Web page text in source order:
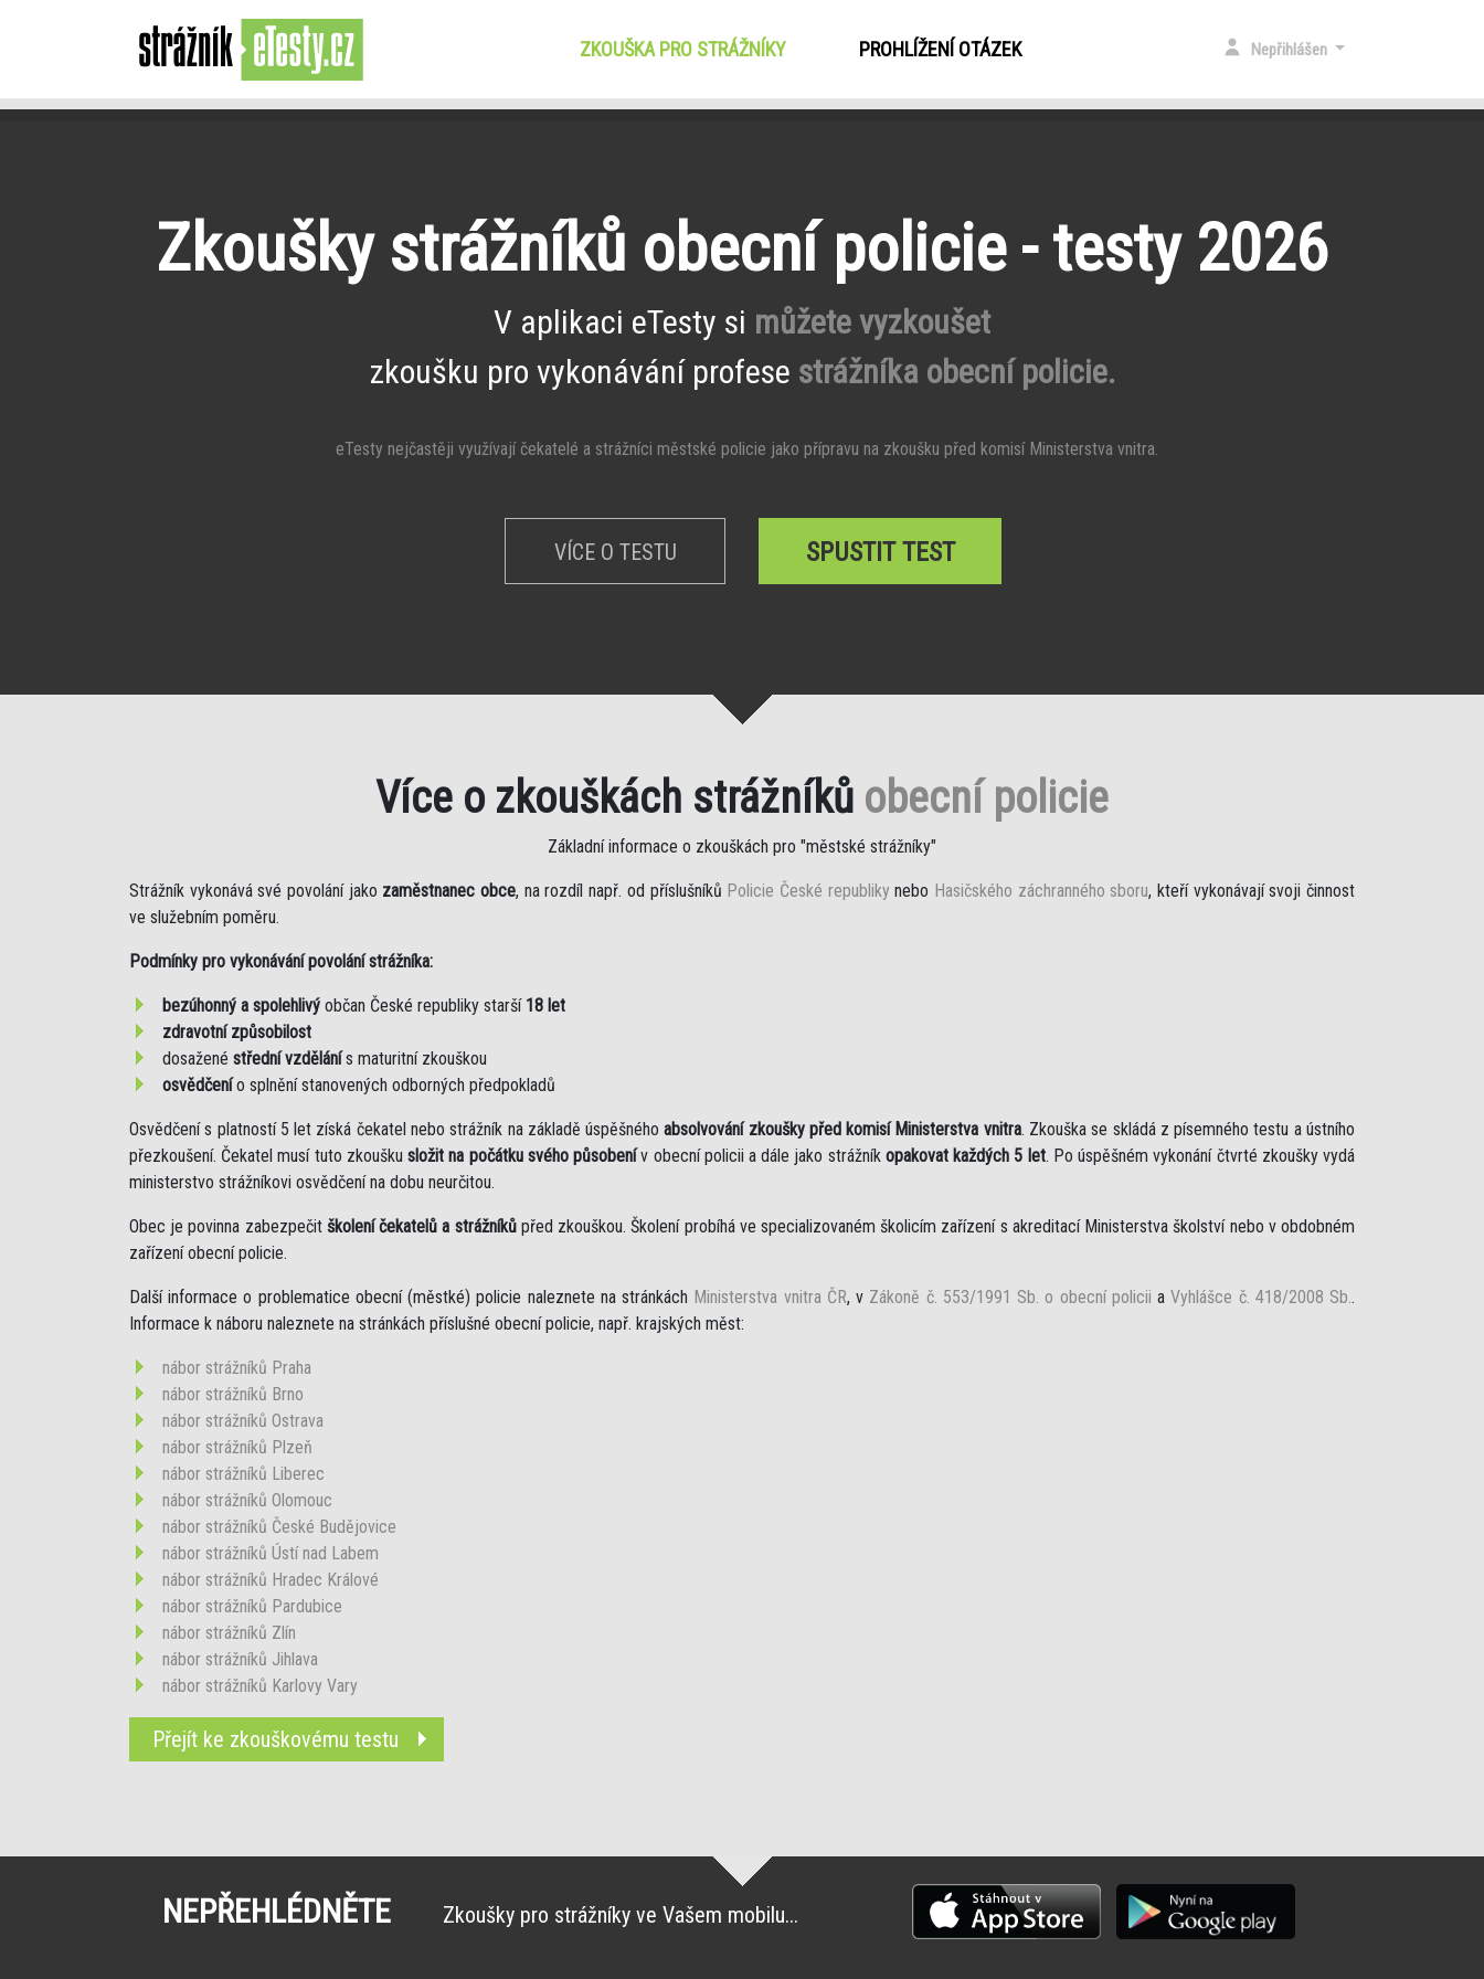
ZKOUŠKA PRO STRÁŽNÍKY (CURRENT)PROHLÍŽENÍ OTÁZEK Nepřihlášen
Zkoušky strážníků obecní policie - testy 2026
V aplikaci eTesty si můžete vyzkoušet
zkoušku pro vykonávání profese strážníka obecní policie.
eTesty nejčastěji využívají čekatelé a strážníci městské policie jako přípravu na zkoušku před komisí Ministerstva vnitra.
VÍCE O TESTU SPUSTIT TEST
Více o zkouškách strážníků obecní policie
Základní informace o zkouškách pro "městské strážníky"
Strážník vykonává své povolání jako zaměstnanec obce, na rozdíl např. od příslušníků Policie České republiky nebo Hasičského záchranného sboru, kteří vykonávají svoji činnost
ve služebním poměru.
Podmínky pro vykonávání povolání strážníka:
bezúhonný a spolehlivý občan České republiky starší 18 let
zdravotní způsobilost
dosažené střední vzdělánís maturitní zkouškou
osvědčenío splnění stanovených odborných předpokladů
Osvědčení s platností 5 let získá čekatel nebo strážník na základě úspěšnéhoabsolvování zkoušky před komisí Ministerstva vnitra. Zkouška se skládá z písemného testu a ústního
přezkoušení. Čekatel musí tuto zkouškusložit na počátku svého působenív obecní policii a dále jako strážník opakovat každých 5 let. Po úspěšném vykonání čtvrté zkoušky vydá
ministerstvo strážníkovi osvědčení na dobu neurčitou.
Obec je povinna zabezpečit školení čekatelů a strážníkůpřed zkouškou. Školení probíhá ve specializovaném školicím zařízení s akreditací Ministerstva školství nebo v obdobném
zařízení obecní policie.
Další informace o problematice obecní (městké) policie naleznete na stránkách Ministerstva vnitra ČR, v Zákoně č. 553/1991 Sb. o obecní policii aVyhlášce č. 418/2008 Sb..
Informace k náboru naleznete na stránkách příslušné obecní policie, např. krajských měst:
nábor strážníků Praha
nábor strážníků Brno
nábor strážníků Ostrava
nábor strážníků Plzeň
nábor strážníků Liberec
nábor strážníků Olomouc
nábor strážníků České Budějovice
nábor strážníků Ústí nad Labem
nábor strážníků Hradec Králové
nábor strážníků Pardubice
nábor strážníků Zlín
nábor strážníků Jihlava
nábor strážníků Karlovy Vary
Přejít ke zkouškovému testu
NEPŘEHLÉDNĚTE Zkoušky pro strážníky ve Vašem mobilu...